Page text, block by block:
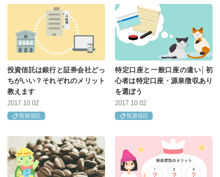
投資信託は銀行と証券会社どっ
ちがいい？それぞれのメリット
教えます
2017.10.02
投資信託
特定口座と一般口座の違い│初
心者は特定口座・源泉徴収あり
を選ぼう
2017.10.02
投資信託